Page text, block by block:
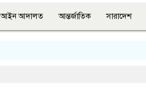
আইন আদালত আন্তর্জাতিক সারাদেশ